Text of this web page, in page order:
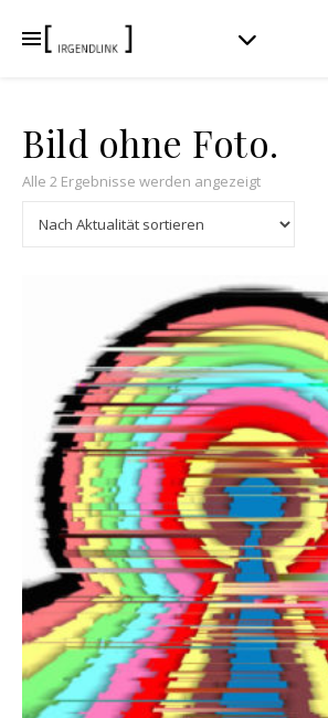
Bild ohne Foto.
Alle 2 Ergebnisse werden angezeigtNach